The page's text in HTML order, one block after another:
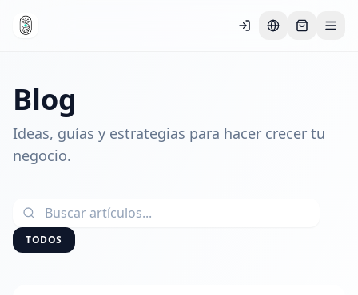
Blog
Ideas, guías y estrategias para hacer crecer tu
negocio.
TODOS